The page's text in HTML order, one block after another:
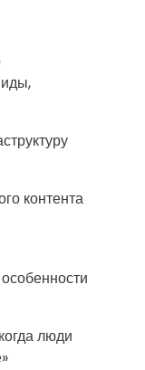
контента
люди